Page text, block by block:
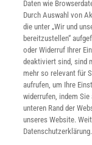
INFO
Mediadaten
Datenschutz
Cookie-
Utiq verwalten
Alle Artikel
Impressum
Daten wie
Durch Auswahl von
die unter „Wir und
bereitzustellen“
oder Widerruf Ihrer
deaktiviert sind, sind
mehr so relevant für
aufrufen, um Ihre
widerrufen, indem
unteren Rand der
unseres Website.
Datenschutzerklärung.